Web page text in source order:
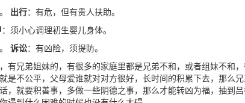
出行：有危，但有贵人扶助。
：须小心调理初生婴儿身体。
诉讼：有凶险，须提防。
有兄弟姐妹的，有很多的家庭里都是兄弟不和，或者组妹不和
是不公平，父母爱谁就对对方很好，长时间的积累下去，那么
，就要积善事，多做一些阴德之事，那么才能转凶为福，抽到